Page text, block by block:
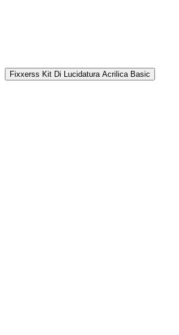
Fixxerss Kit Di Lucidatura Acrilica Basic